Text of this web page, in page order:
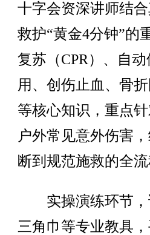
十字会资深讲师结
救护“黄金4分钟”的
复苏（CPR）、自
用、创伤止血、骨
等核心知识，重点
户外常见意外伤害
断到规范施救的全流
实操演练环节，
三角巾等专业教具